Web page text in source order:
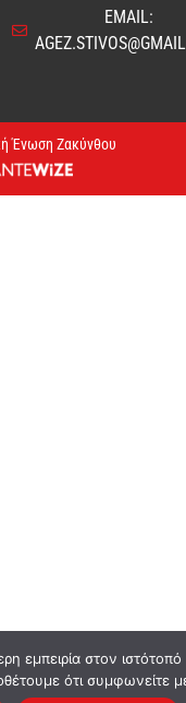
EMAIL:
Ένωση Ζακύνθου
εμπειρία στον
ότι συμφωνείτε